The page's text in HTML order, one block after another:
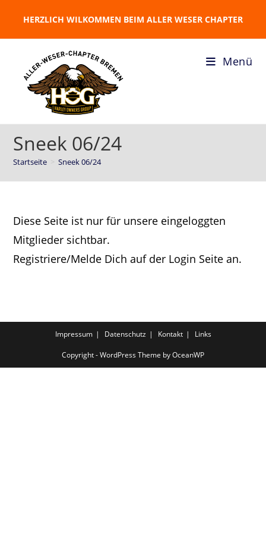
HERZLICH WILKOMMEN BEIM ALLER WESER CHAPTER
Menü
Sneek 06/24
Startseite Sneek 06/24
Diese Seite ist nur für unsere eingeloggten
Mitglieder sichtbar.
Registriere/Melde Dich auf der Login Seite an.
Impressum Datenschutz Kontakt Links
Copyright - WordPress Theme by OceanWP